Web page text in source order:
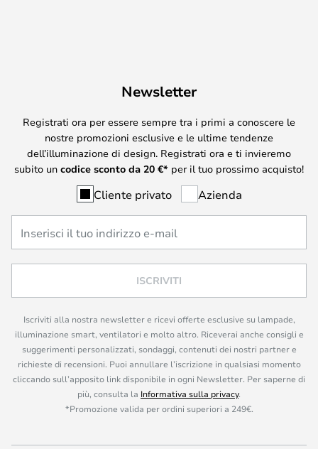
Newsletter
Registrati ora per essere sempre tra i primi a conoscere le
nostre promozioni esclusive e le ultime tendenze
dell’illuminazione di design. Registrati ora e ti invieremo
subito un codice sconto da 20 €* per il tuo prossimo acquisto!
Cliente privato Azienda
ISCRIVITI
Iscriviti alla nostra newsletter e ricevi offerte esclusive su lampade,
illuminazione smart, ventilatori e molto altro. Riceverai anche consigli e
suggerimenti personalizzati, sondaggi, contenuti dei nostri partner e
richieste di recensioni. Puoi annullare l’iscrizione in qualsiasi momento
cliccando sull’apposito link disponibile in ogni Newsletter. Per saperne di
più, consulta la Informativa sulla privacy.
*Promozione valida per ordini superiori a 249€.